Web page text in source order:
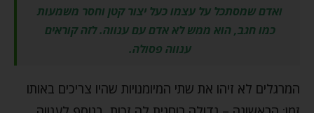
ואדם שמסתכל על עצמו כעל יצור קטן וחסר משמעות
כמו חגב, הוא ממש לא אדם עם ענווה. לזה קוראים
ענווה פסולה.
המרגלים לא זיהו את שתי המיומנויות שהיו צריכים באותו